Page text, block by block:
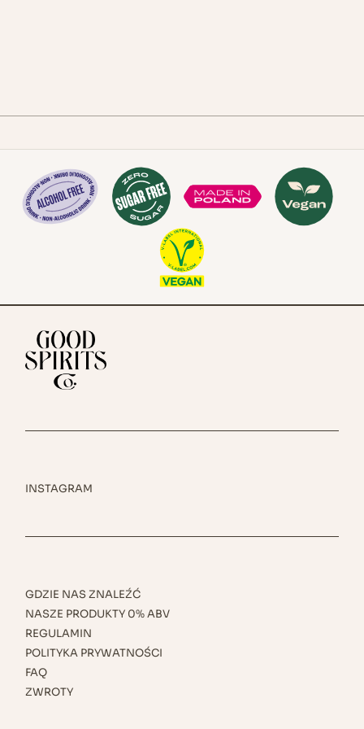
INSTAGRAM
GDZIE NAS ZNALEŹĆ
NASZE PRODUKTY 0% ABV
REGULAMIN
POLITYKA PRYWATNOŚCI
FAQ
ZWROTY